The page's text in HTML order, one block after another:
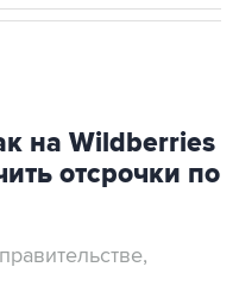
на Wildberries
отсрочки по